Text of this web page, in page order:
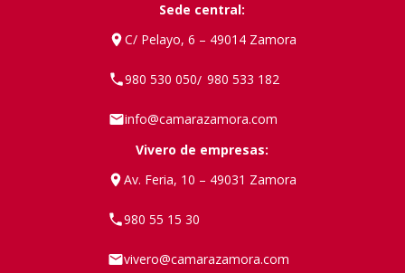
Sede central:
C/ Pelayo, 6 – 49014 Zamora
980 530 050/ 980 533 182
info@camarazamora.com
Vivero de empresas:
Av. Feria, 10 – 49031 Zamora
980 55 15 30
vivero@camarazamora.com